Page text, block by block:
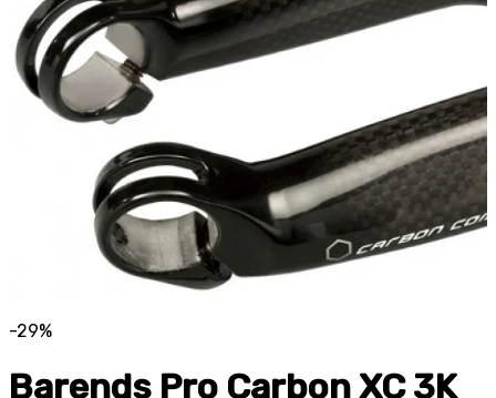
-29%
Barends Pro Carbon XC 3K